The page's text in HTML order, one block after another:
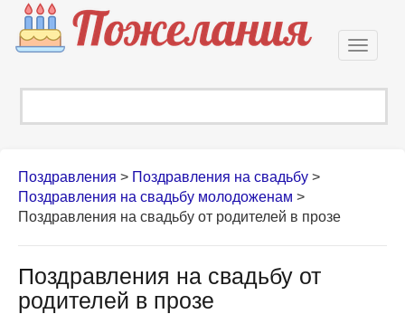
Поздравления > Поздравления на свадьбу >
Поздравления на свадьбу молодоженам >
Поздравления на свадьбу от родителей в прозе
Поздравления на свадьбу от
родителей в прозе